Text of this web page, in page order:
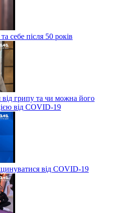
себе після 50 років
грипу та чи можна його
від COVID-19
від COVID-19